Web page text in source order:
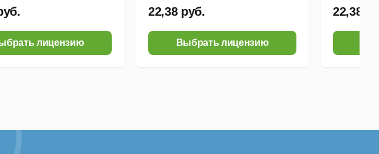
лицензию
22,38 руб.
Выбрать лицензию
22,38